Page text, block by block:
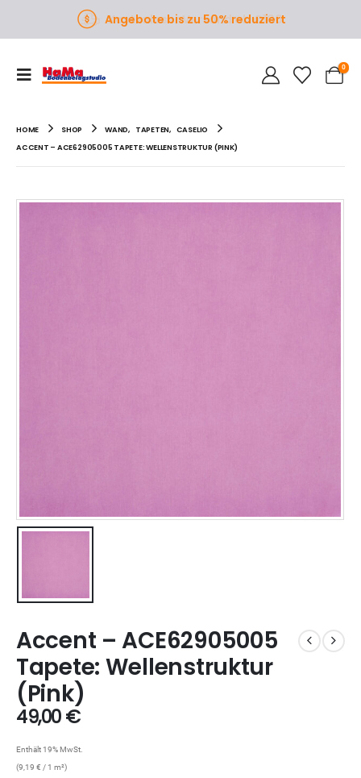
Angebote bis zu 50% reduziert
0
HOME SHOP WAND, TAPETEN, CASELIO
ACCENT – ACE62905005 TAPETE: WELLENSTRUKTUR (PINK)
Accent – ACE62905005
Tapete: Wellenstruktur
(Pink)
49,00€
Enthält 19% MwSt.
(9,19 € / 1 m²)